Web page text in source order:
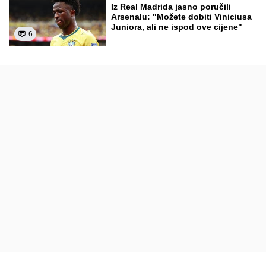
6
Iz Real Madrida jasno poručili
Arsenalu: "Možete dobiti Viniciusa
Juniora, ali ne ispod ove cijene"